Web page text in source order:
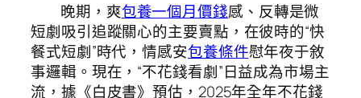
晚期，爽包養一個月價錢感、反轉是微
短劇吸引追蹤關心的主要賣點，在彼時的“快
餐式短劇”時代，情感安包養條件慰年夜于敘
事邏輯。現在，“不花錢看劇”日益成為市場主
流，據《白皮書》預估，2025年全年不花錢